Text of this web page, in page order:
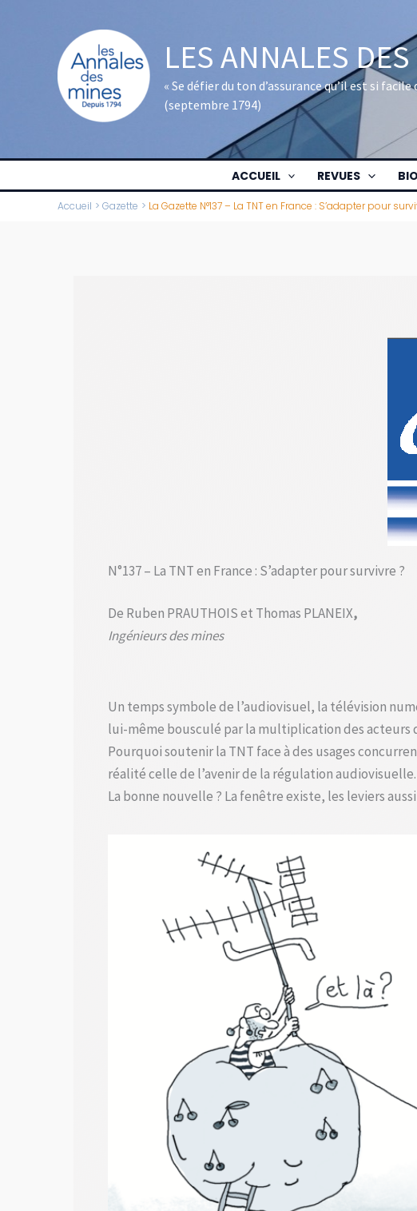
LES ANNALES
« Se défier du ton d’assurance qu’il est si
(septembre 1794)
ACCUEIL REVUES
Accueil Gazette La Gazette N°137 – La TNT en France : S’adapter pour
N°137 – La TNT en France : S’adapter pour survivre ?
De Ruben PRAUTHOIS et Thomas PLANEIX,
Ingénieurs des mines
Un temps symbole de l’audiovisuel, la télévision
lui-même bousculé par la multiplication des acteurs
Pourquoi soutenir la TNT face à des usages
réalité celle de l’avenir de la régulation audiovisuelle.
La bonne nouvelle ? La fenêtre existe, les leviers aussi